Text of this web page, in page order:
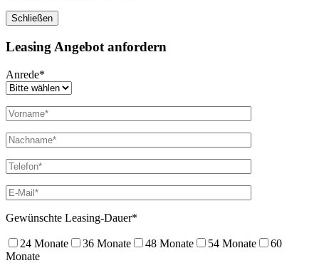
Schließen
Leasing Angebot anfordern
Anrede*
Gewünschte Leasing-Dauer*
24 Monate 36 Monate 48 Monate 54 Monate
60
Monate